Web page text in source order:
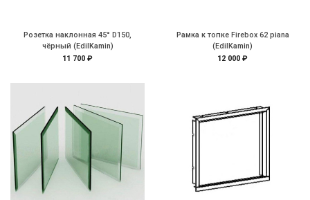
Розетка наклонная 45° D150,
чёрный (EdilKamin)
11 700 ₽
Рамка к топке Firebox 62 piana
(EdilKamin)
12 000 ₽